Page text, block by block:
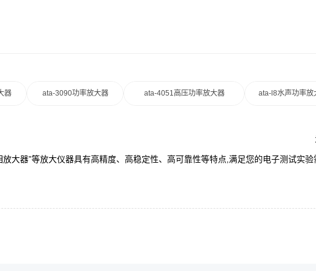
器 ata-3090功率放大器 ata-4051高压功率放大器 ata-l8水声功率放
大器”等放大仪器具有高精度、高稳定性、高可靠性等特点,满足您的电子测试实验